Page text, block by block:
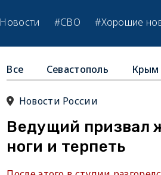
Новости #СВО #Хорошие
Все Севастополь Крым
Новости России
Ведущий призвал
ноги и терпеть